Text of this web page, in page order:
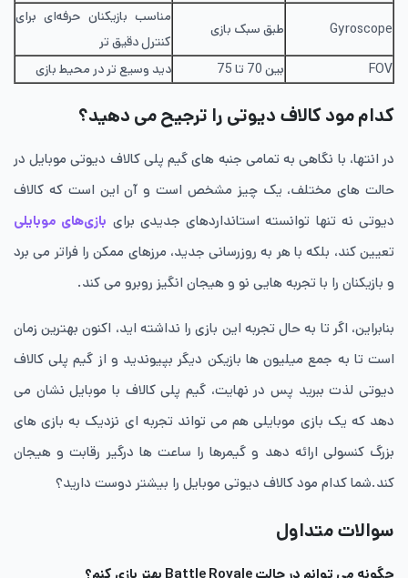
Gyroscope طبق سبک بازی
مناسب بازیکنان حرفه‌ای برای
کنترل دقیق تر
FOV
بین 70 تا 75 دید وسیع تر در محیط بازی
کدام مود کالاف دیوتی را ترجیح می دهید؟
در انتها، با نگاهی به تمامی جنبه های گیم پلی کالاف دیوتی موبایل در
حالت های مختلف، یک چیز مشخص است و آن این است که کالاف
دیوتی نه تنها توانسته استانداردهای جدیدی برای بازی‌های موبایلی
تعیین کند، بلکه با هر به روزرسانی جدید، مرزهای ممکن را فراتر می برد
و بازیکنان را با تجربه‌ هایی نو و هیجان انگیز روبرو می کند.
بنابراین، اگر تا به حال تجربه این بازی را نداشته اید، اکنون بهترین زمان
است تا به جمع میلیون ها بازیکن دیگر بپیوندید و از گیم پلی کالاف
دیوتی لذت ببرید پس در نهایت، گیم پلی کالاف با موبایل نشان می
دهد که یک بازی موبایلی هم می تواند تجربه ای نزدیک به بازی های
بزرگ کنسولی ارائه دهد و گیمرها را ساعت ها درگیر رقابت و هیجان
کند.شما کدام مود کالاف دیوتی موبایل را بیشتر دوست دارید؟
سوالات متداول
چگونه می توانم در حالت Battle Royale بهتر بازی کنم؟